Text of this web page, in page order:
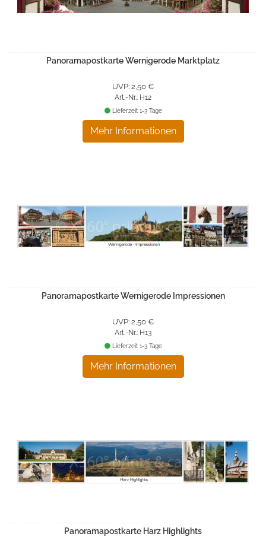
Panoramapostkarte Wernigerode Marktplatz
UVP: 2,50 €
Art.-Nr.: H12
Mehr Informationen
Lieferzeit 1-3 Tage
Panoramapostkarte Wernigerode Impressionen
UVP: 2,50 €
Art.-Nr.: H13
Mehr Informationen
Lieferzeit 1-3 Tage
Panoramapostkarte Harz Highlights